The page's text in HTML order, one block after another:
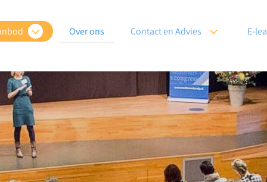
Over ons Contact en Advies E-